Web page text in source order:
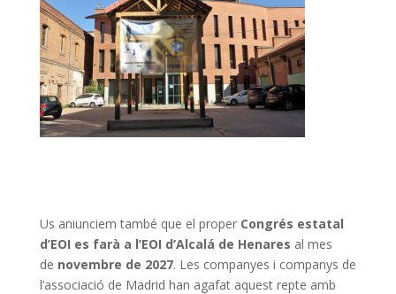
Us aniunciem també que el proper Congrés estatal
d’EOI es farà a l’EOI d’Alcalá de Henares al mes
de novembre de 2027. Les companyes i companys de
l’associació de Madrid han agafat aquest repte amb